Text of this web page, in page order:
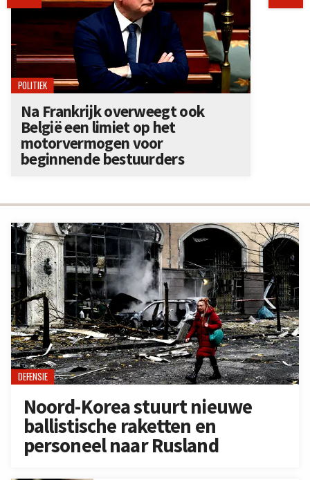
DEFENSIE
Noord-Korea stuurt nieuwe
ballistische raketten en
personeel naar Rusland
POLITIEK
Na Frankrijk overweegt ook
België een limiet op het
motorvermogen voor
beginnende bestuurders